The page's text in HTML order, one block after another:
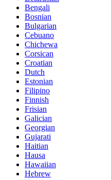
Bengali
Bosnian
Bulgarian
Cebuano
Chichewa
Corsican
Croatian
Dutch
Estonian
Filipino
Finnish
Frisian
Galician
Georgian
Gujarati
Haitian
Hausa
Hawaiian
Hebrew